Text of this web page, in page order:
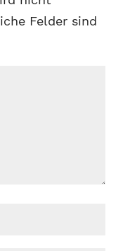
Felder sind